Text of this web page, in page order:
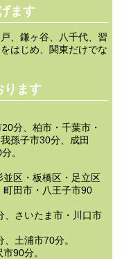
ます
、鎌ヶ谷、八千代、習
はじめ、関東だけでな
ります
分、柏市・千葉市・
孫子市30分、成田
。
区・板橋区・足立区
田市・八王子市90
、さいたま市・川口市
土浦市70分。
90分。